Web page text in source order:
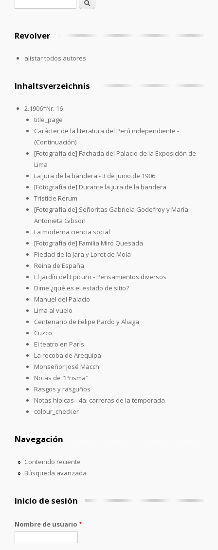
Formulario de búsqueda
Buscar
Revolver
alistar todos autores
Inhaltsverzeichnis
2.1906=Nr. 16
title_page
Carácter de la literatura del Perú independiente -
(Continuación)
[Fotografía de] Fachada del Palacio de la Exposición de
Lima
La jura de la bandera - 3 de junio de 1906
[Fotografía de] Durante la jura de la bandera
Tristicle Rerum
[Fotografía de] Señoritas Gabriela Godefroy y María
Antonieta Gibson
La moderna ciencia social
[Fotografía de] Familia Miró Quesada
Piedad de la Jara y Loret de Mola
Reina de España
El jardín del Epicuro - Pensamientos diversos
Dime ¿qué es el estado de sitio?
Manuel del Palacio
Lima al vuelo
Centenario de Felipe Pardo y Aliaga
Cuzco
El teatro en París
La recoba de Arequipa
Monseñor José Macchi
Notas de "Prisma"
Rasgos y rasguños
Notas hípicas - 4a. carreras de la temporada
colour_checker
Navegación
Contenido reciente
Búsqueda avanzada
Inicio de sesión
Nombre de usuario *